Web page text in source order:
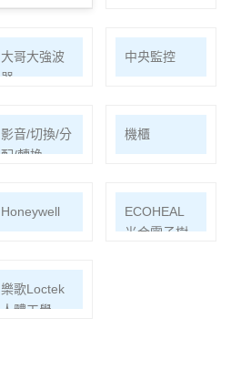
大哥大強波
器
中央監控
影音/切換/分
配/轉換
機櫃
Honeywell
ECOHEAL
光合電子樹
樂歌Loctek
人體工學